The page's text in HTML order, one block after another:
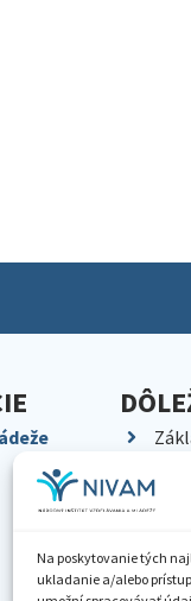
Na poskytovanie tých
ukladanie a/alebo